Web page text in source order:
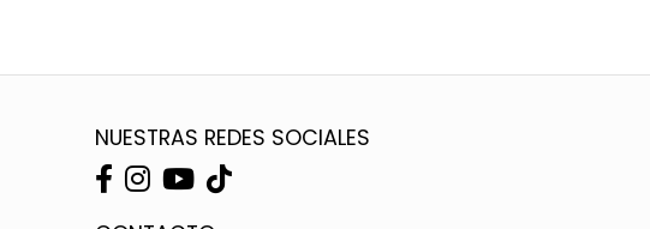
NUESTRAS REDES SOCIALES